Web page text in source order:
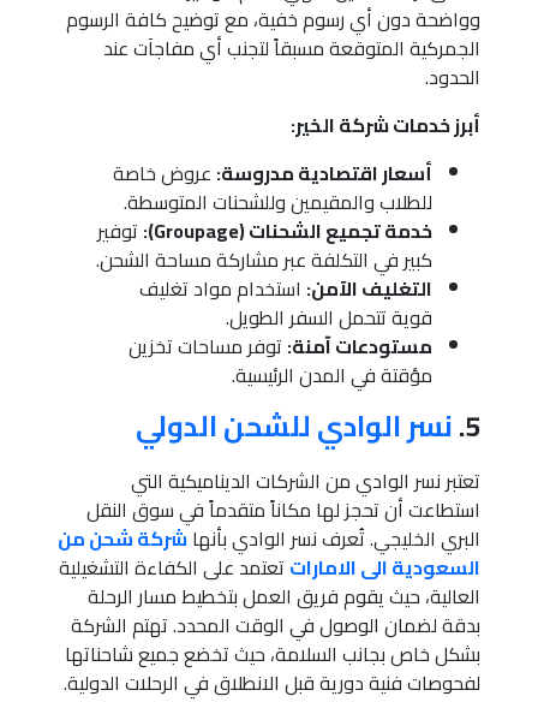
وواضحة دون أي رسوم خفية، مع توضيح كافة الرسوم
الجمركية المتوقعة مسبقاً لتجنب أي مفاجآت عند
الحدود.
أبرز خدمات شركة الخير:
أسعار اقتصادية مدروسة: عروض خاصة
للطلاب والمقيمين وللشحنات المتوسطة.
خدمة تجميع الشحنات (Groupage):
توفير
كبير في التكلفة عبر مشاركة مساحة الشحن.
التغليف الآمن: استخدام مواد تغليف
قوية تتحمل السفر الطويل.
مستودعات آمنة: توفر مساحات تخزين
مؤقتة في المدن الرئيسية.
5. نسر الوادي للشحن الدولي
تعتبر نسر الوادي من الشركات الديناميكية التي
استطاعت أن تحجز لها مكاناً متقدماً في سوق النقل
البري الخليجي. تُعرف نسر الوادي بأنهاشركة شحن من
السعودية الى الامارات تعتمد على الكفاءة التشغيلية
العالية، حيث يقوم فريق العمل بتخطيط مسار الرحلة
بدقة لضمان الوصول في الوقت المحدد. تهتم الشركة
بشكل خاص بجانب السلامة، حيث تخضع جميع شاحناتها
لفحوصات فنية دورية قبل الانطلاق في الرحلات الدولية.